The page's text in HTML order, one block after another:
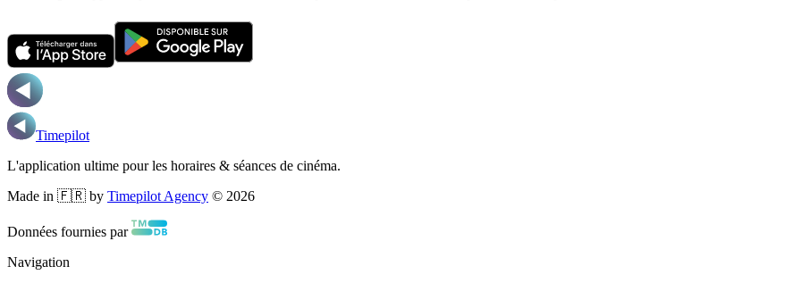
Timepilot
L'application ultime pour les horaires & séances de cinéma.
Made in 🇫🇷 by Timepilot Agency © 2026
Données fournies par
Navigation